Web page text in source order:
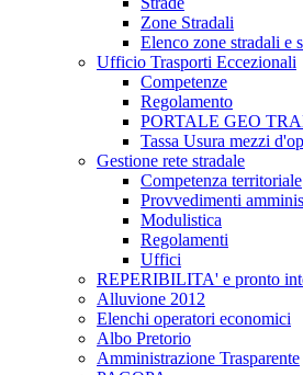
Zone Stradali
Elenco zone stradali e
Ufficio Trasporti Eccezionali
Competenze
Regolamento
PORTALE GEO
Tassa Usura mezzi
Gestione rete stradale
Competenza territoriale
Provvedimenti
Modulistica
Regolamenti
Uffici
REPERIBILITA' e pronto
Alluvione 2012
Elenchi operatori economici
Albo Pretorio
Amministrazione Trasparente